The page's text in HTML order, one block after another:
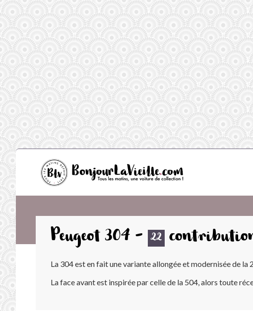
Peugeot 304 - 22
La 304 est en fait une variante allongée et modernisée de
La face avant est inspirée par celle de la 504, alors toute